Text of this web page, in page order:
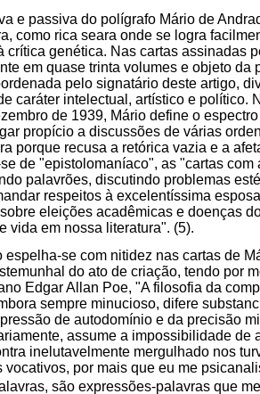
e passiva do polígrafo Mário de
como rica seara onde se logra
crítica genética. Nas cartas assinadas
em quase trinta volumes e objeto
pelo signatário deste artigo,
caráter intelectual, artístico e político.
de 1939, Mário define o
propício a discussões de várias
porque recusa a retórica vazia e a
de "epistolomaníaco", as "cartas
palavrões, discutindo problemas
respeitos à excelentíssima
eleições acadêmicas e doenças
vida em nossa literatura". (5).
espelha-se com nitidez nas cartas de
do ato de criação, tendo por
Edgar Allan Poe, "A filosofia da
sempre minucioso, difere
de autodomínio e da precisão
assume a impossibilidade de
inelutavelmente mergulhado nos
vocativos, por mais que eu me
são expressões-palavras que